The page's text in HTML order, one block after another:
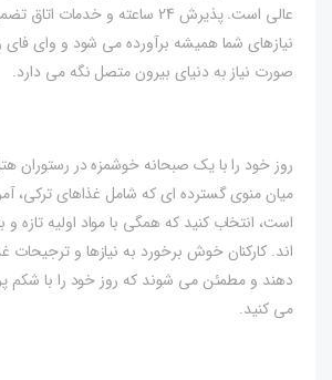
عالی است. پذیرش 24 ساعته و خدمات
نیازهای شما همیشه برآورده می شود و وای فای
صورت نیاز به دنیای بیرون متصل نگه می دارد.
روز خود را با یک صبحانه خوشمزه در رستوران
میان منوی گسترده ای که شامل غذاهای ترکی،
است، انتخاب کنید که همگی با مواد اولیه تازه
اند. کارکنان خوش برخورد به نیازها و
دهند و مطمئن می شوند که روز خود را با شکم
می کنید.